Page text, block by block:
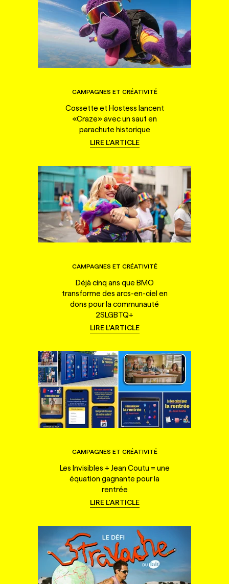
CAMPAGNES ET CRÉATIVITÉ
Cossette et Hostess lancent
«Craze» avec un saut en
parachute historique
LIRE L'ARTICLE
CAMPAGNES ET CRÉATIVITÉ
Déjà cinq ans que BMO
transforme des arcs-en-ciel en
dons pour la communauté
2SLGBTQ+
LIRE L'ARTICLE
CAMPAGNES ET CRÉATIVITÉ
Les Invisibles + Jean Coutu = une
équation gagnante pour la
rentrée
LIRE L'ARTICLE